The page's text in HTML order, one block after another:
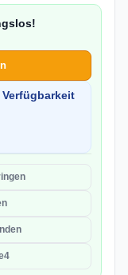
Verfügbarkeit